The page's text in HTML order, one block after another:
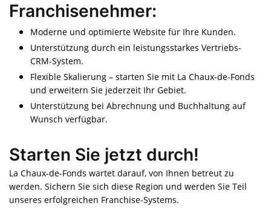
Franchisenehmer:
Moderne und optimierte Website für Ihre Kunden.
Unterstützung durch ein leistungsstarkes Vertriebs-
CRM-System.
Flexible Skalierung – starten Sie mit La Chaux-de-Fonds
und erweitern Sie jederzeit Ihr Gebiet.
Unterstützung bei Abrechnung und Buchhaltung auf
Wunsch verfügbar.
Starten Sie jetzt durch!
La Chaux-de-Fonds wartet darauf, von Ihnen betreut zu
werden. Sichern Sie sich diese Region und werden Sie Teil
unseres erfolgreichen Franchise-Systems.